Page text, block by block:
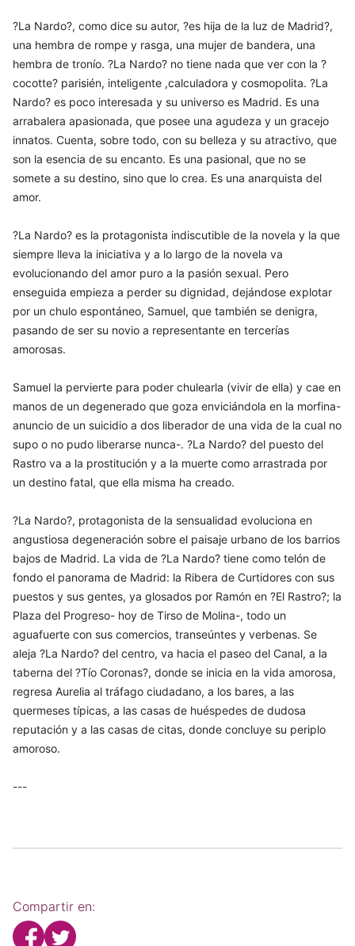
?La Nardo?, como dice su autor, ?es hija de la luz de Madrid?,
una hembra de rompe y rasga, una mujer de bandera, una
hembra de tronío. ?La Nardo? no tiene nada que ver con la ?
cocotte? parisién, inteligente ,calculadora y cosmopolita. ?La
Nardo? es poco interesada y su universo es Madrid. Es una
arrabalera apasionada, que posee una agudeza y un gracejo
innatos. Cuenta, sobre todo, con su belleza y su atractivo, que
son la esencia de su encanto. Es una pasional, que no se
somete a su destino, sino que lo crea. Es una anarquista del
amor.
?La Nardo? es la protagonista indiscutible de la novela y la que
siempre lleva la iniciativa y a lo largo de la novela va
evolucionando del amor puro a la pasión sexual. Pero
enseguida empieza a perder su dignidad, dejándose explotar
por un chulo espontáneo, Samuel, que también se denigra,
pasando de ser su novio a representante en tercerías
amorosas.
Samuel la pervierte para poder chulearla (vivir de ella) y cae en
manos de un degenerado que goza enviciándola en la morfina-
anuncio de un suicidio a dos liberador de una vida de la cual no
supo o no pudo liberarse nunca-. ?La Nardo? del puesto del
Rastro va a la prostitución y a la muerte como arrastrada por
un destino fatal, que ella misma ha creado.
?La Nardo?, protagonista de la sensualidad evoluciona en
angustiosa degeneración sobre el paisaje urbano de los barrios
bajos de Madrid. La vida de ?La Nardo? tiene como telón de
fondo el panorama de Madrid: la Ribera de Curtidores con sus
puestos y sus gentes, ya glosados por Ramón en ?El Rastro?; la
Plaza del Progreso- hoy de Tirso de Molina-, todo un
aguafuerte con sus comercios, transeúntes y verbenas. Se
aleja ?La Nardo? del centro, va hacia el paseo del Canal, a la
taberna del ?Tío Coronas?, donde se inicia en la vida amorosa,
regresa Aurelia al tráfago ciudadano, a los bares, a las
quermeses típicas, a las casas de huéspedes de dudosa
reputación y a las casas de citas, donde concluye su periplo
amoroso.
---
Compartir en: